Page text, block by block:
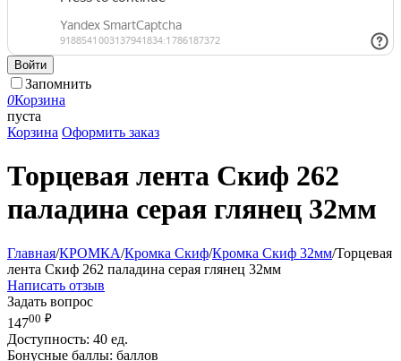
Войти
Запомнить
0Корзина
пуста
Корзина Оформить заказ
Торцевая лента Скиф 262
паладина серая глянец 32мм
Главная/КРОМКА/Кромка Скиф/Кромка Скиф 32мм/Торцевая
лента Скиф 262 паладина серая глянец 32мм
Написать отзыв
Задать вопрос
14700 ₽
Доступность: 40 ед.
Бонусные баллы: баллов